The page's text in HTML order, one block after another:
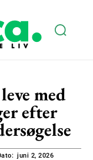
med
efter
juni 2, 2026